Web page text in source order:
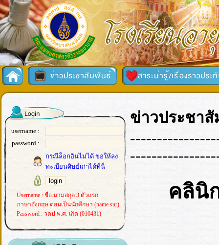
username :
password :
กรณีล็อกอินไม่ได้ ขอให้ลง
ทะเบียนศิษย์เก่าได้ที่นี่
Username : ชื่อ.นามสกุล 3 ตัวแรก
ภาษาอังกฤษ ตอนเป็นนักศึกษา (name.sur)
Password : วดป พ.ศ. เกิด (010431)
ข่าวประชา
คลินิ